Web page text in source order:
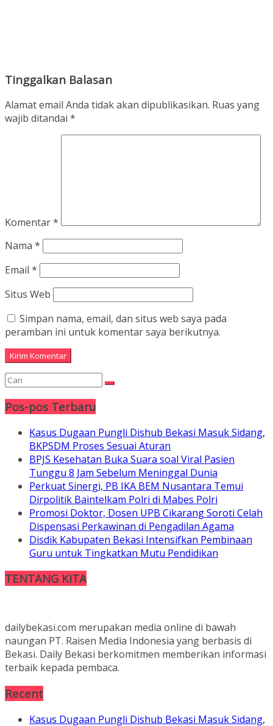
Tinggalkan Balasan
Alamat email Anda tidak akan dipublikasikan. Ruas yang
wajib ditandai *
Komentar*
Nama *
Email *
Situs Web
Simpan nama, email, dan situs web saya pada
peramban ini untuk komentar saya berikutnya.
Pos-pos Terbaru
Kasus Dugaan Pungli Dishub Bekasi Masuk Sidang,
BKPSDM Proses Sesuai Aturan
BPJS Kesehatan Buka Suara soal Viral Pasien
Tunggu 8 Jam Sebelum Meninggal Dunia
Perkuat Sinergi, PB IKA BEM Nusantara Temui
Dirpolitik Baintelkam Polri di Mabes Polri
Promosi Doktor, Dosen UPB Cikarang Soroti Celah
Dispensasi Perkawinan di Pengadilan Agama
Disdik Kabupaten Bekasi Intensifkan Pembinaan
Guru untuk Tingkatkan Mutu Pendidikan
TENTANG KITA
dailybekasi.com merupakan media online di bawah
naungan PT. Raisen Media Indonesia yang berbasis di
Bekasi. Daily Bekasi berkomitmen memberikan informasi
terbaik kepada pembaca.
Recent
Kasus Dugaan Pungli Dishub Bekasi Masuk Sidang,